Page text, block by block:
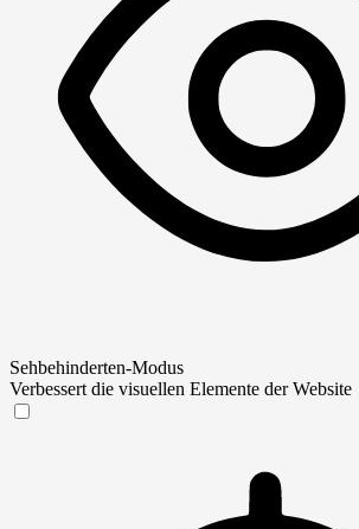
Sehbehinderten-Modus
Verbessert die visuellen Elemente der Website